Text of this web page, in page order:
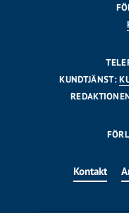
KUNDTJÄNST:
Kontakt